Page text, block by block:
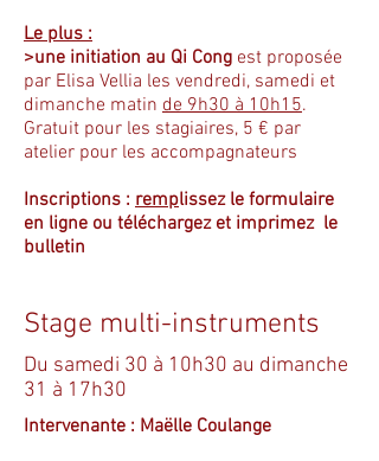
Le plus :
>une initiation au Qi Cong est proposée
par Elisa Vellia les vendredi, samedi et
dimanche matin de 9h30 à 10h15.
Gratuit pour les stagiaires, 5 € par
atelier pour les accompagnateurs
Inscriptions : remplissez le formulaire
en ligne ou téléchargez et imprimez le
bulletin
Stage multi-instruments
Du samedi 30 à 10h30 au dimanche
31 à 17h30
Intervenante : Maëlle Coulange